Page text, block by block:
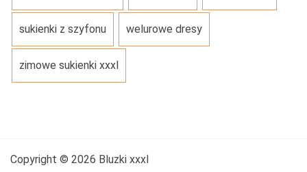
sukienki z szyfonu welurowe dresy
zimowe sukienki xxxl
Copyright © 2026 Bluzki xxxl